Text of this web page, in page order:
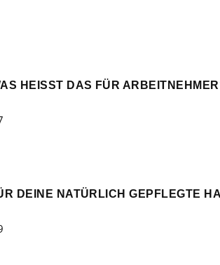
HEISST DAS FÜR ARBEITNEHMER?
DEINE NATÜRLICH GEPFLEGTE